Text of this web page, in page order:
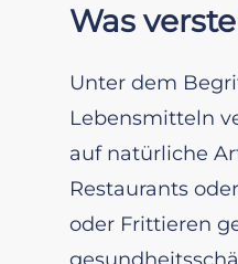
Was
Unter dem
Lebensmitteln
auf natürliche
Restaurants
oder Frittieren